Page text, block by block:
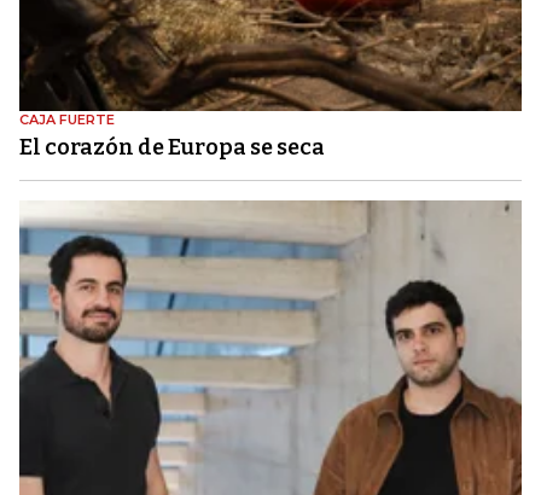
CAJA FUERTE
El corazón de Europa se seca